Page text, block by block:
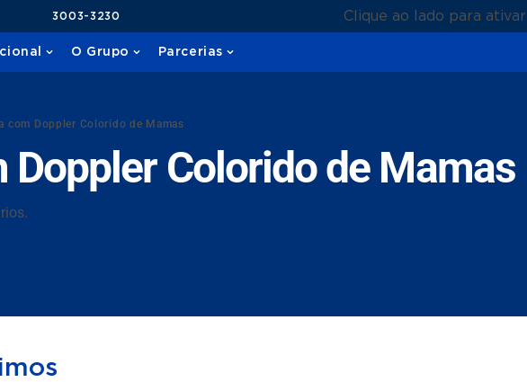
3003-3230 Clique ao lado para ativar
O Grupo Parcerias
com Doppler Colorido de Mamas
Colorido de Mamas